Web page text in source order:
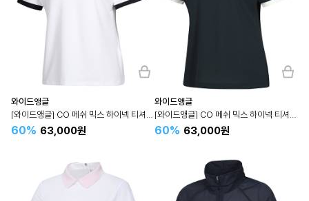
와이드앵글
[와이드앵글] CO 메쉬 믹스 하이넥 티셔츠 L (White) WWM24274W2
60% 63,000원
와이드앵글
[와이드앵글] CO 메쉬 믹스 하이넥 티셔츠 L (D/Green) WWM24274G9
60% 63,000원